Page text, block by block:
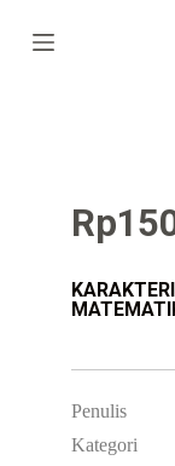
k
Rp
Penulis
Kategori